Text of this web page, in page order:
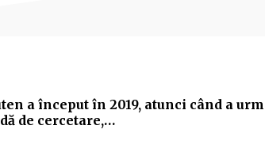
a început în 2019, atunci când a
de cercetare,…